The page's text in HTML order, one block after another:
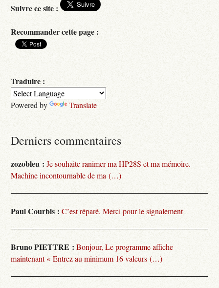
Suivre ce site :
Recommander cette page :
Traduire :
Powered by Translate
Derniers commentaires
zozobleu : Je souhaite ranimer ma HP28S et ma mémoire.
Machine incontournable de ma (…)
Paul Courbis : C’est réparé. Merci pour le signalement
Bruno PIETTRE : Bonjour, Le programme affiche
maintenant « Entrez au minimum 16 valeurs (…)